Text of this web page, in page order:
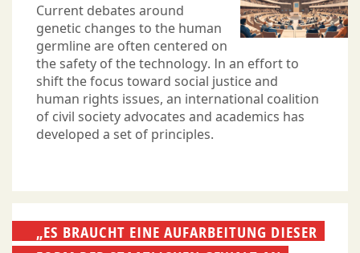
Current debates around
genetic changes to the human
germline are often centered on
the safety of the technology. In an effort to
shift the focus toward social justice and
human rights issues, an international coalition
of civil society advocates and academics has
developed a set of principles.
„ES BRAUCHT EINE AUFARBEITUNG DIESER